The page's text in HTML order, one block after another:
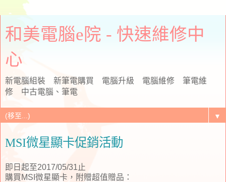
和美電腦e院 - 快速維修中
心
新電腦組裝 新筆電購買 電腦升級 電腦維修 筆電維
修 中古電腦、筆電
▼
MSI微星顯卡促銷活動
即日起至2017/05/31止
購買MSI微星顯卡，附贈超值贈品：